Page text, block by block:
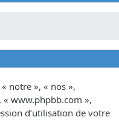
notre », « nos »,
« www.phpbb.com »,
d’utilisation de votre